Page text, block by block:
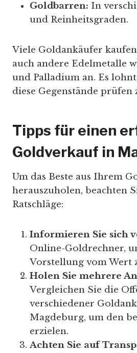
Goldbarren: In
und Reinheitsgraden.
Viele Goldankäufer
auch andere Edelmetalle
und Palladium an. Es
diese Gegenstände prüfen
Tipps für einen
Goldverkauf in
Um das Beste aus Ihrem
herauszuholen, beachten
Ratschläge:
Informieren Sie sich
Online-Goldrechner,
Vorstellung vom Wert
Holen Sie mehrere
Vergleichen Sie die
verschiedener
Magdeburg, um den
erzielen.
Achten Sie auf